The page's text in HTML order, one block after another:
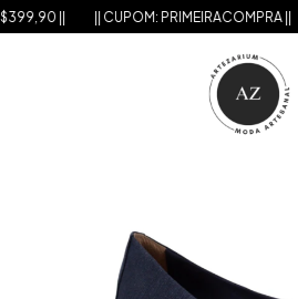
|| || CUPOM: PRIMEIRACOMPRA ||